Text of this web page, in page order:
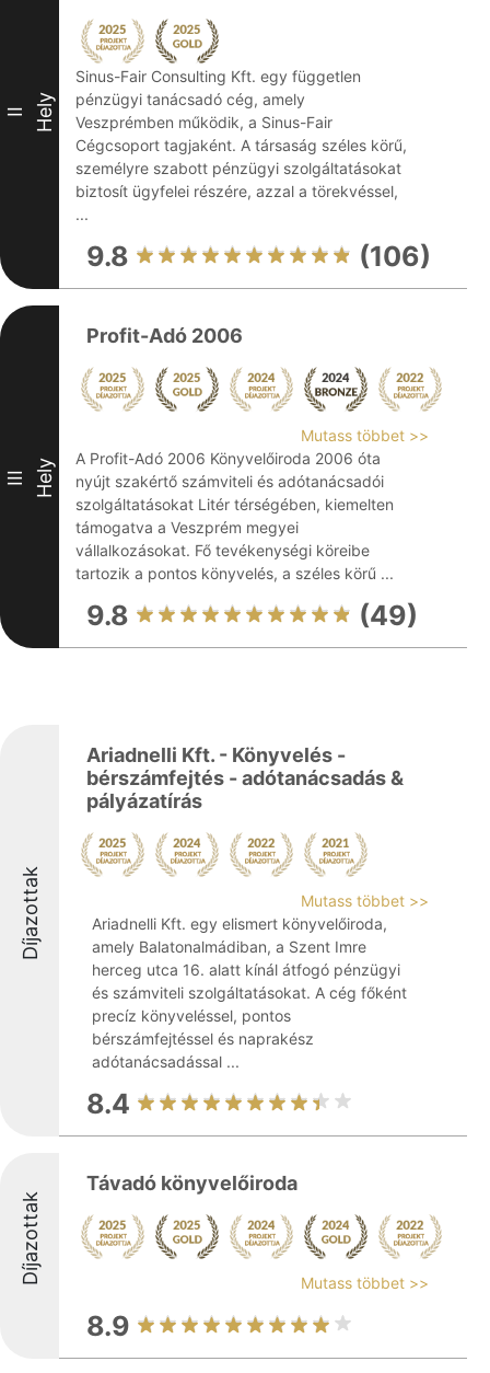
II Hely
Sinus-Fair Consulting Kft. egy független
pénzügyi tanácsadó cég, amely
Veszprémben működik, a Sinus-Fair
Cégcsoport tagjaként. A társaság széles körű,
személyre szabott pénzügyi szolgáltatásokat
biztosít ügyfelei részére, azzal a törekvéssel,
...
9.8 (106)
III Hely
Profit-Adó 2006
Mutass többet >>
A Profit-Adó 2006 Könyvelőiroda 2006 óta
nyújt szakértő számviteli és adótanácsadói
szolgáltatásokat Litér térségében, kiemelten
támogatva a Veszprém megyei
vállalkozásokat. Fő tevékenységi köreibe
tartozik a pontos könyvelés, a széles körű ...
9.8 (49)
Díjazottak
Ariadnelli Kft. - Könyvelés -
bérszámfejtés - adótanácsadás &
pályázatírás
Mutass többet >>
Ariadnelli Kft. egy elismert könyvelőiroda,
amely Balatonalmádiban, a Szent Imre
herceg utca 16. alatt kínál átfogó pénzügyi
és számviteli szolgáltatásokat. A cég főként
precíz könyveléssel, pontos
bérszámfejtéssel és naprakész
adótanácsadással ...
8.4
Díjazottak
Távadó könyvelőiroda
Mutass többet >>
8.9